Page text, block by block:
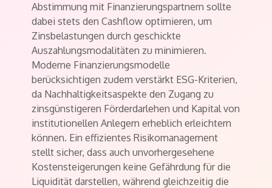
Abstimmung mit Finanzierungspartnern sollte
dabei stets den Cashflow optimieren, um
Zinsbelastungen durch geschickte
Auszahlungsmodalitäten zu minimieren.
Moderne Finanzierungsmodelle
berücksichtigen zudem verstärkt ESG-Kriterien,
da Nachhaltigkeitsaspekte den Zugang zu
zinsgünstigeren Förderdarlehen und Kapital von
institutionellen Anlegern erheblich erleichtern
können. Ein effizientes Risikomanagement
stellt sicher, dass auch unvorhergesehene
Kostensteigerungen keine Gefährdung für die
Liquidität darstellen, während gleichzeitig die